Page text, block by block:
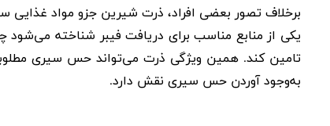
برخلاف تصور بعضی افراد، ذرت شیرین جزو مواد
تامین کند. همین ویژگی ذرت می‌تواند حس سیری
به‌وجود آوردن حس سیری نقش دارد.